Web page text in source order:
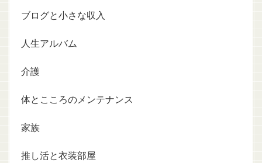
ブログと小さな収入
人生アルバム
介護
体とこころのメンテナンス
家族
推し活と衣装部屋